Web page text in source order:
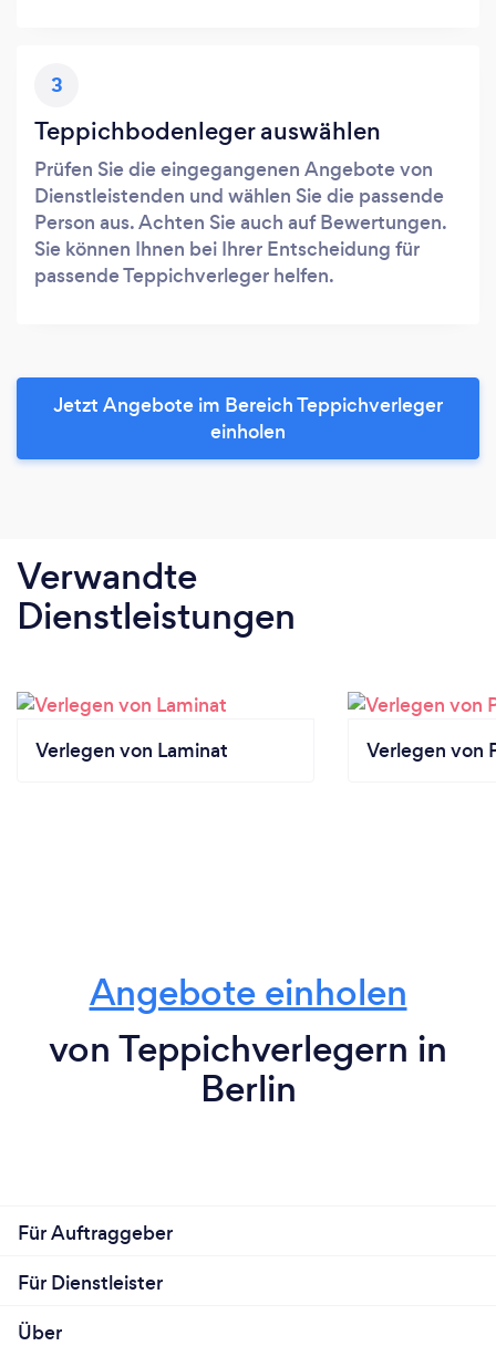
3
Teppichbodenleger auswählen
Prüfen Sie die eingegangenen Angebote von
Dienstleistenden und wählen Sie die passende
Person aus. Achten Sie auch auf Bewertungen.
Sie können Ihnen bei Ihrer Entscheidung für
passende Teppichverleger helfen.
Jetzt Angebote im Bereich Teppichverleger
einholen
Verwandte
Dienstleistungen
Verlegen von Laminat Verlegen von
Angebote einholen
von Teppichverlegern in
Berlin
Für Auftraggeber
Für Dienstleister
Über